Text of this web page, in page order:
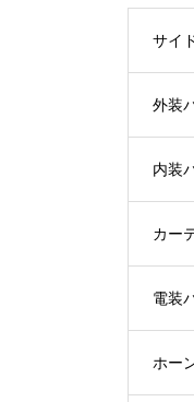
サイ
外装
内装
カー
電装
ホー